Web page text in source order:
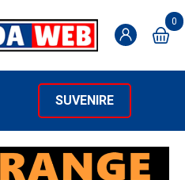
0
SUVENIRE